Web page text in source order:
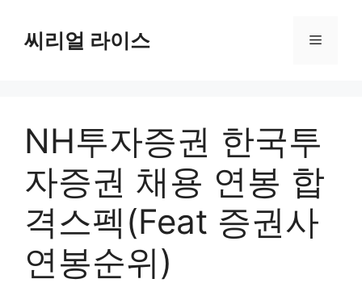
씨리얼 라이스 메
NH투자증권 한국투
자증권 채용 연봉 합
격스펙(Feat 증권사
연봉순위)